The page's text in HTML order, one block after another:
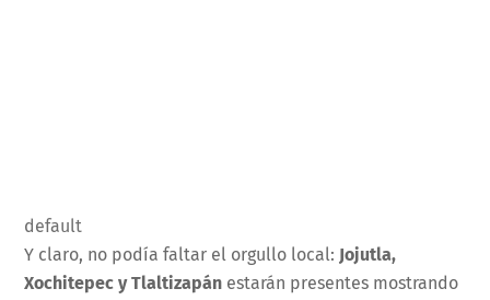
default
Y claro, no podía faltar el orgullo local: Jojutla,
Xochitepec y Tlaltizapán estarán presentes mostrando